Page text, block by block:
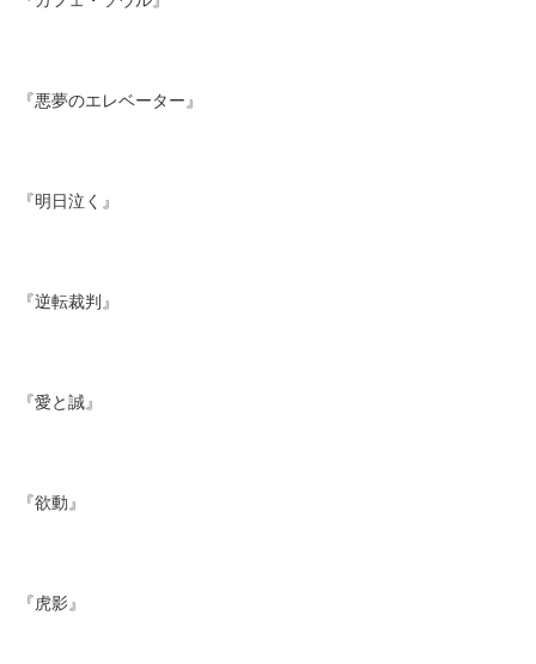
『悪夢のエレベーター』
『明日泣く』
『逆転裁判』
『愛と誠』
『欲動』
『虎影』